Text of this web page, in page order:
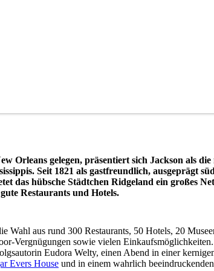
Orleans gelegen, präsentiert sich Jackson als
Seit 1821 als gastfreundlich, ausgeprägt
das hübsche Städtchen Ridgeland ein großes
Restaurants und Hotels.
Wahl aus rund 300 Restaurants, 50 Hotels, 20
Vergnügungen sowie vielen
Eudora Welty, einen Abend in einer
Evers House und in einem wahrlich